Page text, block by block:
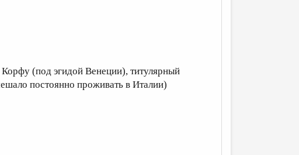
(под эгидой Венеции), титулярный
постоянно проживать в Италии)